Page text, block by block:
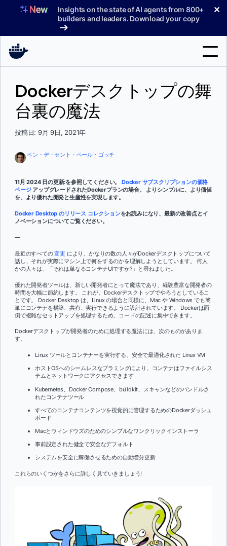
へ
Insights on the state of AI agents from 800+
builders and leaders. Download your copy
✕
製品
ドキュメント
索
Dockerデスクトップの舞
台裏の魔法
投稿日: 9月 9日, 2021年
ベン・デ・セント・ペール・ゴッチ
11月 2024 日の更新:を参照してください。
Docker サブスクリプションの価格
ページアップグレードされたDockerプランの場合。 よりシンプルに、より価値
を、より優れた開発と生産性を実現します。
Docker Desktop のリリース コレクションをお読みになり、最新の改善点とイ
ノベーションについてご覧ください。
—
最近のすべての変更 により、かなりの数の人々がDockerデスクトップについて
話し、それが実際にマシン上で何をするのかを理解しようとしています。 何人
かの人々は、「それは単なるコンテナUIですか?」と尋ねました。
優れた開発者ツールは、新しい開発者にとって魔法であり、経験豊富な開発者の
時間を大幅に節約します。 これが、Dockerデスクトップでやろうとしているこ
とです。 Docker Desktop は、Linux の場合と同様に、Mac や Windows でも簡
単にコンテナを構築、共有、実行できるように設計されています。 Dockerは面
倒で複雑なセットアップを処理するため、コードの記述に集中できます。
Dockerデスクトップが開発者のために処理する魔法には、次のものがありま
す。
Linux ツールとコンテナーを実行する、安全で最適化された Linux VM
ホストOSへのシームレスなプラミングにより、コンテナはファイルシス
テムとネットワークにアクセスできます
Kubernetes、Docker Compose、buildkit、スキャンなどのバンドルさ
れたコンテナツール
すべてのコンテナコンテンツを視覚的に管理するためのDockerダッシュ
ボード
Macとウィンドウズのためのシンプルなワンクリックインストーラ
事前設定された健全で安全なデフォルト
システムを安全に稼働させるための自動増分更新
これらのいくつかをさらに詳しく見ていきましょう!